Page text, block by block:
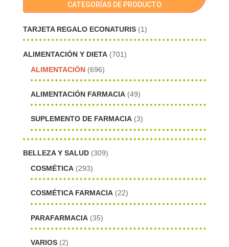
CATEGORÍAS DE PRODUCTO
TARJETA REGALO ECONATURIS (1)
ALIMENTACIÓN Y DIETA (701)
ALIMENTACIÓN (696)
ALIMENTACIÓN FARMACIA (49)
SUPLEMENTO DE FARMACIA (3)
BELLEZA Y SALUD (309)
COSMÉTICA (293)
COSMÉTICA FARMACIA (22)
PARAFARMACIA (35)
VARIOS (2)